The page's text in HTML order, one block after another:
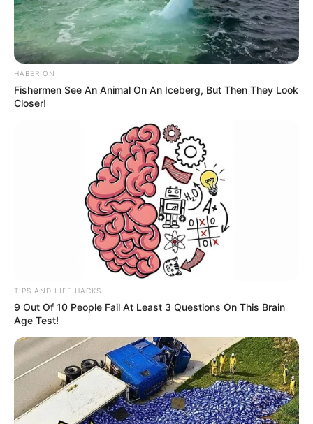
HABERION
Fishermen See An Animal On An Iceberg, But Then They Look
Closer!
TIPS AND LIFE HACKS
9 Out Of 10 People Fail At Least 3 Questions On This Brain
Age Test!